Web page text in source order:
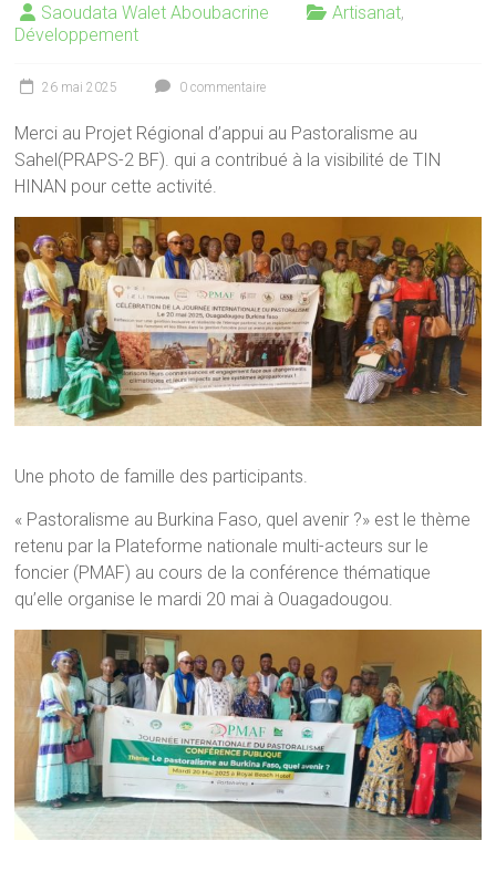
Saoudata Walet Aboubacrine Artisanat,
Développement
26 mai 2025 0 commentaire
Merci au Projet Régional d’appui au Pastoralisme au
Sahel(PRAPS-2 BF). qui a contribué à la visibilité de TIN
HINAN pour cette activité.
Une photo de famille des participants.
« Pastoralisme au Burkina Faso, quel avenir ?» est le thème
retenu par la Plateforme nationale multi-acteurs sur le
foncier (PMAF) au cours de la conférence thématique
qu’elle organise le mardi 20 mai à Ouagadougou.